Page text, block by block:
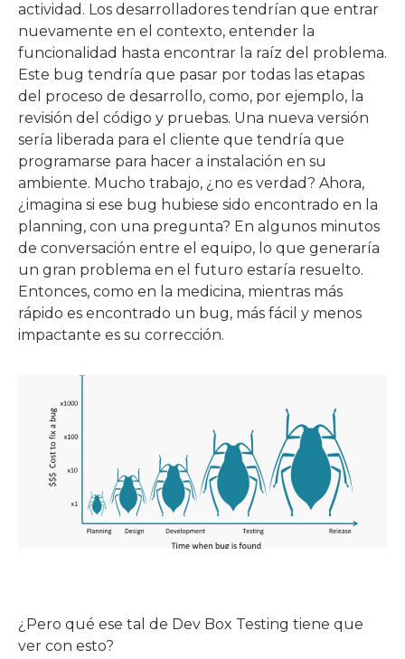
actividad. Los desarrolladores tendrían que entrar
nuevamente en el contexto, entender la
funcionalidad hasta encontrar la raíz del problema.
Este bug tendría que pasar por todas las etapas
del proceso de desarrollo, como, por ejemplo, la
revisión del código y pruebas. Una nueva versión
sería liberada para el cliente que tendría que
programarse para hacer a instalación en su
ambiente. Mucho trabajo, ¿no es verdad? Ahora,
¿imagina si ese bug hubiese sido encontrado en la
planning, con una pregunta? En algunos minutos
de conversación entre el equipo, lo que generaría
un gran problema en el futuro estaría resuelto.
Entonces, como en la medicina, mientras más
rápido es encontrado un bug, más fácil y menos
impactante es su corrección.
¿Pero qué ese tal de Dev Box Testing tiene que
ver con esto?